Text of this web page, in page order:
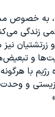
به خصوص
زندگی
زرتشتیان
و
با
و